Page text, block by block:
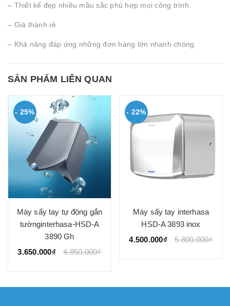
– Thiết kế đẹp nhiều mầu sắc phù hợp mọi công trình.
– Giá thành rẻ
– Khả năng đáp ứng những đơn hàng lớn nhanh chóng.
SẢN PHẨM LIÊN QUAN
- 25%
Máy sấy tay tự động gắn
tườnginterhasa-HSD-A
3890 Gh
3.650.000₫
4.850.000₫
- 22%
Máy sấy tay interhasa
HSD-A 3893 inox
4.500.000₫
5.800.000₫